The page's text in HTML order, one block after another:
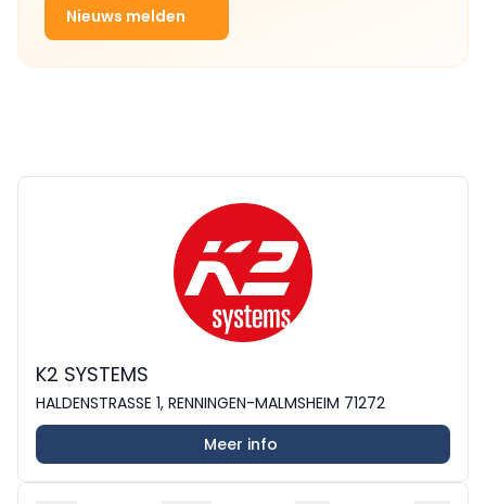
Nieuws melden
K2 SYSTEMS
HALDENSTRASSE 1, RENNINGEN-MALMSHEIM 71272
Meer info